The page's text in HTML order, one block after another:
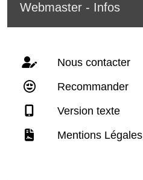
Webmaster - Infos
Nous contacter
Recommander
Version texte
Mentions Légales